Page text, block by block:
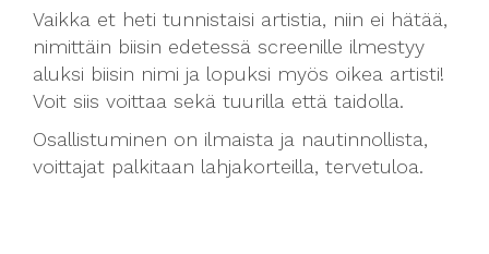
Vaikka et heti tunnistaisi artistia, niin ei hätää,
nimittäin biisin edetessä screenille ilmestyy
aluksi biisin nimi ja lopuksi myös oikea artisti!
Voit siis voittaa sekä tuurilla että taidolla.
Osallistuminen on ilmaista ja nautinnollista,
voittajat palkitaan lahjakorteilla, tervetuloa.